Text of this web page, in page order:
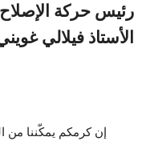
رئيس حركة
الأستاذ فيلالي
إن كرمكم يمكّننا من